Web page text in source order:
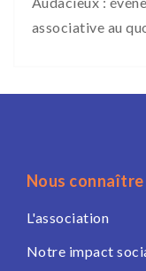
associative au
Nous connaître
L'association
Notre impact